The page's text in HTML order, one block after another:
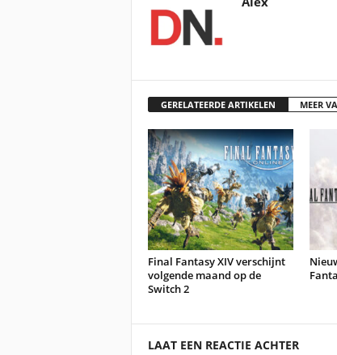
GERELATEERDE ARTIKELEN MEER
Final Fantasy XIV verschijnt
volgende maand op de
Switch 2
LAAT EEN REACTIE ACHTER